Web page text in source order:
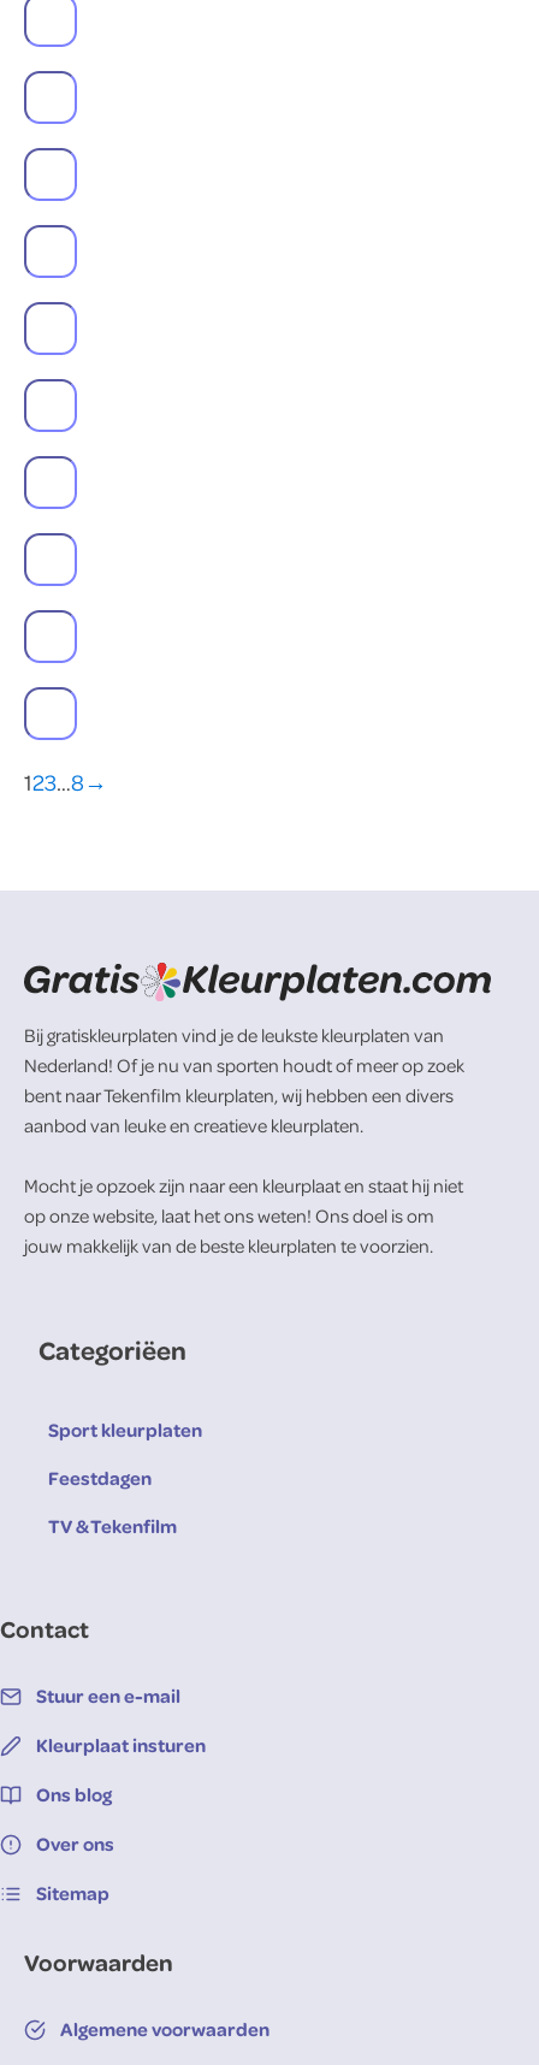
123…8→
Bij gratiskleurplaten vind je de leukste kleurplaten van
Nederland! Of je nu van sporten houdt of meer op zoek
bent naar Tekenfilm kleurplaten, wij hebben een divers
aanbod van leuke en creatieve kleurplaten.
Mocht je opzoek zijn naar een kleurplaat en staat hij niet
op onze website, laat het ons weten! Ons doel is om
jouw makkelijk van de beste kleurplaten te voorzien.
Categoriëen
Sport kleurplaten
Feestdagen
TV & Tekenfilm
Contact
Stuur een e-mail
Kleurplaat insturen
Ons blog
Over ons
Sitemap
Voorwaarden
Algemene voorwaarden